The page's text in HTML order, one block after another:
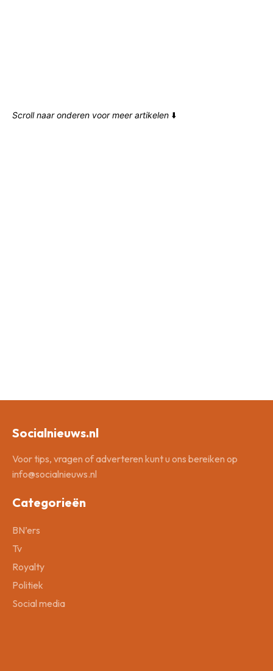
Scroll naar onderen voor meer artikelen ⬇️
Socialnieuws.nl
Voor tips, vragen of adverteren kunt u ons bereiken op
info@socialnieuws.nl
Categorieën
BN’ers
Tv
Royalty
Politiek
Social media